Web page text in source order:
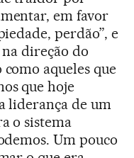
em favor
perdão”, e
direção do
aqueles que
que hoje
liderança de um
o sistema
Um pouco